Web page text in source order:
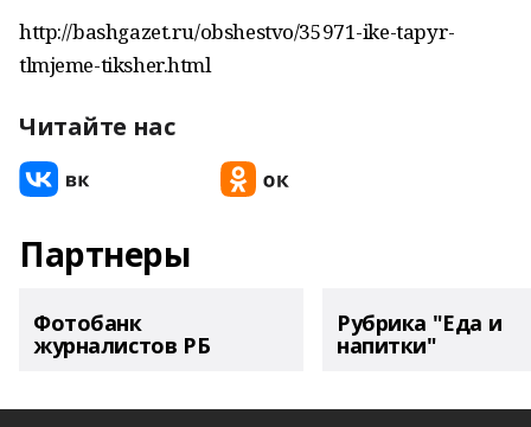
http://bashgazet.ru/obshestvo/35971-ike-tapyr-
tlmjeme-tiksher.html
Читайте нас
Партнеры
Фотобанк
журналистов РБ
Рубрика "Еда и
напитки"